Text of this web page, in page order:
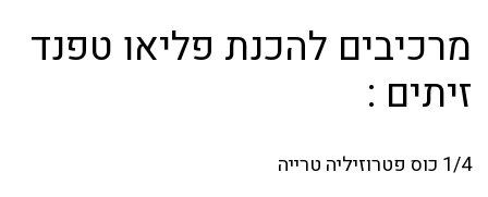
מרכיבים להכנת פליאו טפנד
זיתים :
1/4 כוס פטרוזיליה טרייה